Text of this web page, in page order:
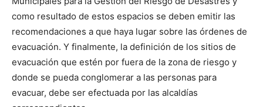
como resultado de estos espacios se deben emitir las
recomendaciones a que haya lugar sobre las órdenes de
evacuación. Y finalmente, la definición de los sitios de
evacuación que estén por fuera de la zona de riesgo y
donde se pueda conglomerar a las personas para
evacuar, debe ser efectuada por las alcaldías